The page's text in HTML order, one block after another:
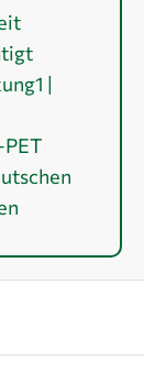
|
PET